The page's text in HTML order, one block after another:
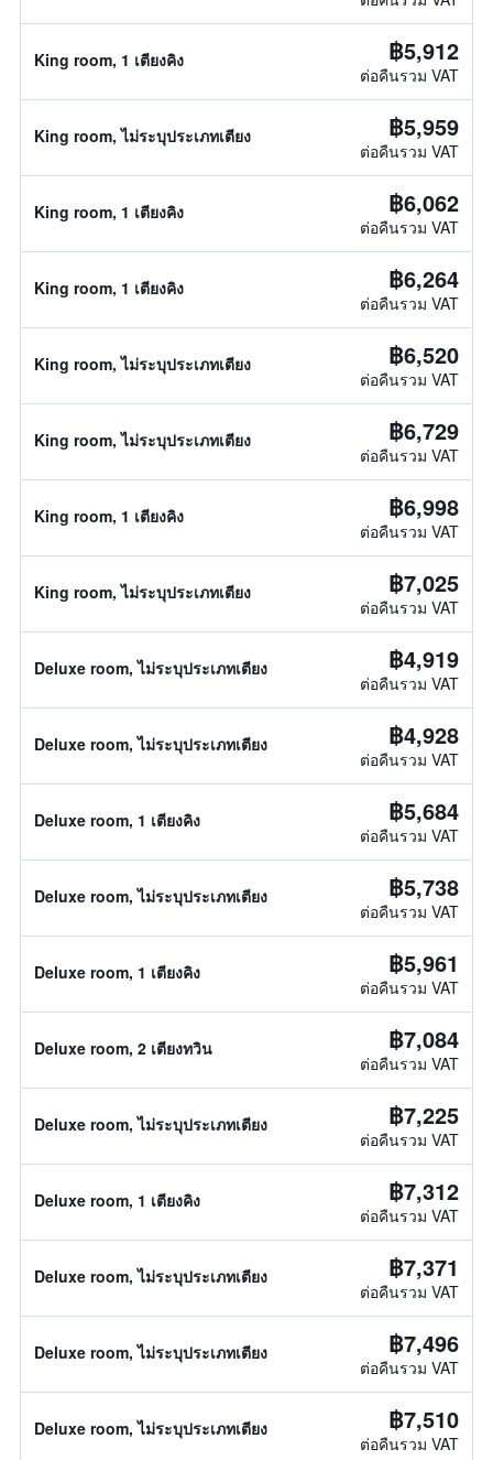
King room, 1 เตียงคิง ฿5,912
ต่อคืนรวม VAT
King room, ไม่ระบุประเภทเตียง ฿5,959
ต่อคืนรวม VAT
King room, 1 เตียงคิง ฿6,062
ต่อคืนรวม VAT
King room, 1 เตียงคิง ฿6,264
ต่อคืนรวม VAT
King room, ไม่ระบุประเภทเตียง ฿6,520
ต่อคืนรวม VAT
King room, ไม่ระบุประเภทเตียง ฿6,729
ต่อคืนรวม VAT
King room, 1 เตียงคิง ฿6,998
ต่อคืนรวม VAT
King room, ไม่ระบุประเภทเตียง ฿7,025
ต่อคืนรวม VAT
Deluxe room, ไม่ระบุประเภทเตียง ฿4,919
ต่อคืนรวม VAT
Deluxe room, ไม่ระบุประเภทเตียง ฿4,928
ต่อคืนรวม VAT
Deluxe room, 1 เตียงคิง ฿5,684
ต่อคืนรวม VAT
Deluxe room, ไม่ระบุประเภทเตียง ฿5,738
ต่อคืนรวม VAT
Deluxe room, 1 เตียงคิง ฿5,961
ต่อคืนรวม VAT
Deluxe room, 2 เตียงทวิน ฿7,084
ต่อคืนรวม VAT
Deluxe room, ไม่ระบุประเภทเตียง ฿7,225
ต่อคืนรวม VAT
Deluxe room, 1 เตียงคิง ฿7,312
ต่อคืนรวม VAT
Deluxe room, ไม่ระบุประเภทเตียง ฿7,371
ต่อคืนรวม VAT
Deluxe room, ไม่ระบุประเภทเตียง ฿7,496
ต่อคืนรวม VAT
Deluxe room, ไม่ระบุประเภทเตียง ฿7,510
ต่อคืนรวม VAT